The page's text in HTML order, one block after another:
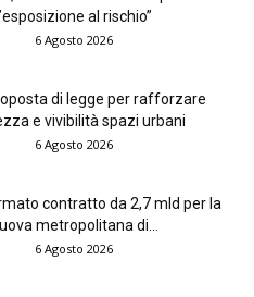
al rischio”
6 Agosto 2026
di legge per rafforzare
e vivibilità spazi urbani
6 Agosto 2026
contratto da 2,7 mld per la
metropolitana di...
6 Agosto 2026